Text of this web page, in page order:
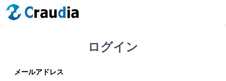
ログイン
メールアドレス